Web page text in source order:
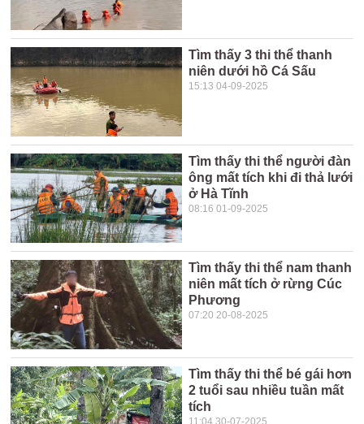
Tìm thấy 3 thi thể thanh
niên dưới hồ Cá Sấu
15:13 04-09-2025
Tìm thấy thi thể người đàn
ông mất tích khi đi thả lưới
ở Hà Tĩnh
08:16 01-09-2025
Tìm thấy thi thể nam thanh
niên mất tích ở rừng Cúc
Phương
07:20 20-08-2025
Tìm thấy thi thể bé gái hơn
2 tuổi sau nhiều tuần mất
tích
11:04 30-07-2025